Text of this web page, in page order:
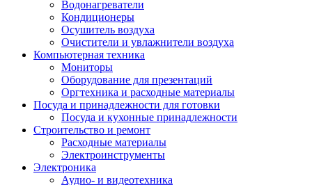
Водонагреватели
Кондиционеры
Осушитель воздуха
Очистители и увлажнители воздуха
Компьютерная техника
Мониторы
Оборудование для презентаций
Оргтехника и расходные материалы
Посуда и принадлежности для готовки
Посуда и кухонные принадлежности
Строительство и ремонт
Расходные материалы
Электроинструменты
Электроника
Аудио- и видеотехника